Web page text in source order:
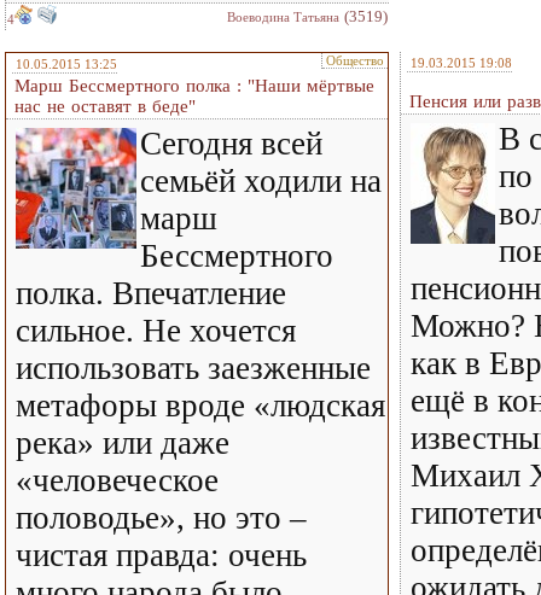
4 Воеводина Татьяна (3519)
10.05.2015 13:25 Общество
Марш Бессмертного полка : "Наши мёртвые
нас не оставят в беде"
Сегодня всей
семьёй ходили на
марш
Бессмертного
полка. Впечатление
сильное. Не хочется
использовать заезженные
метафоры вроде «людская
река» или даже
«человеческое
половодье», но это –
чистая правда: очень
19.03.2015 19:08
Пенсия или
В
Можно?
как в
ещё в
Михаил
ожидать